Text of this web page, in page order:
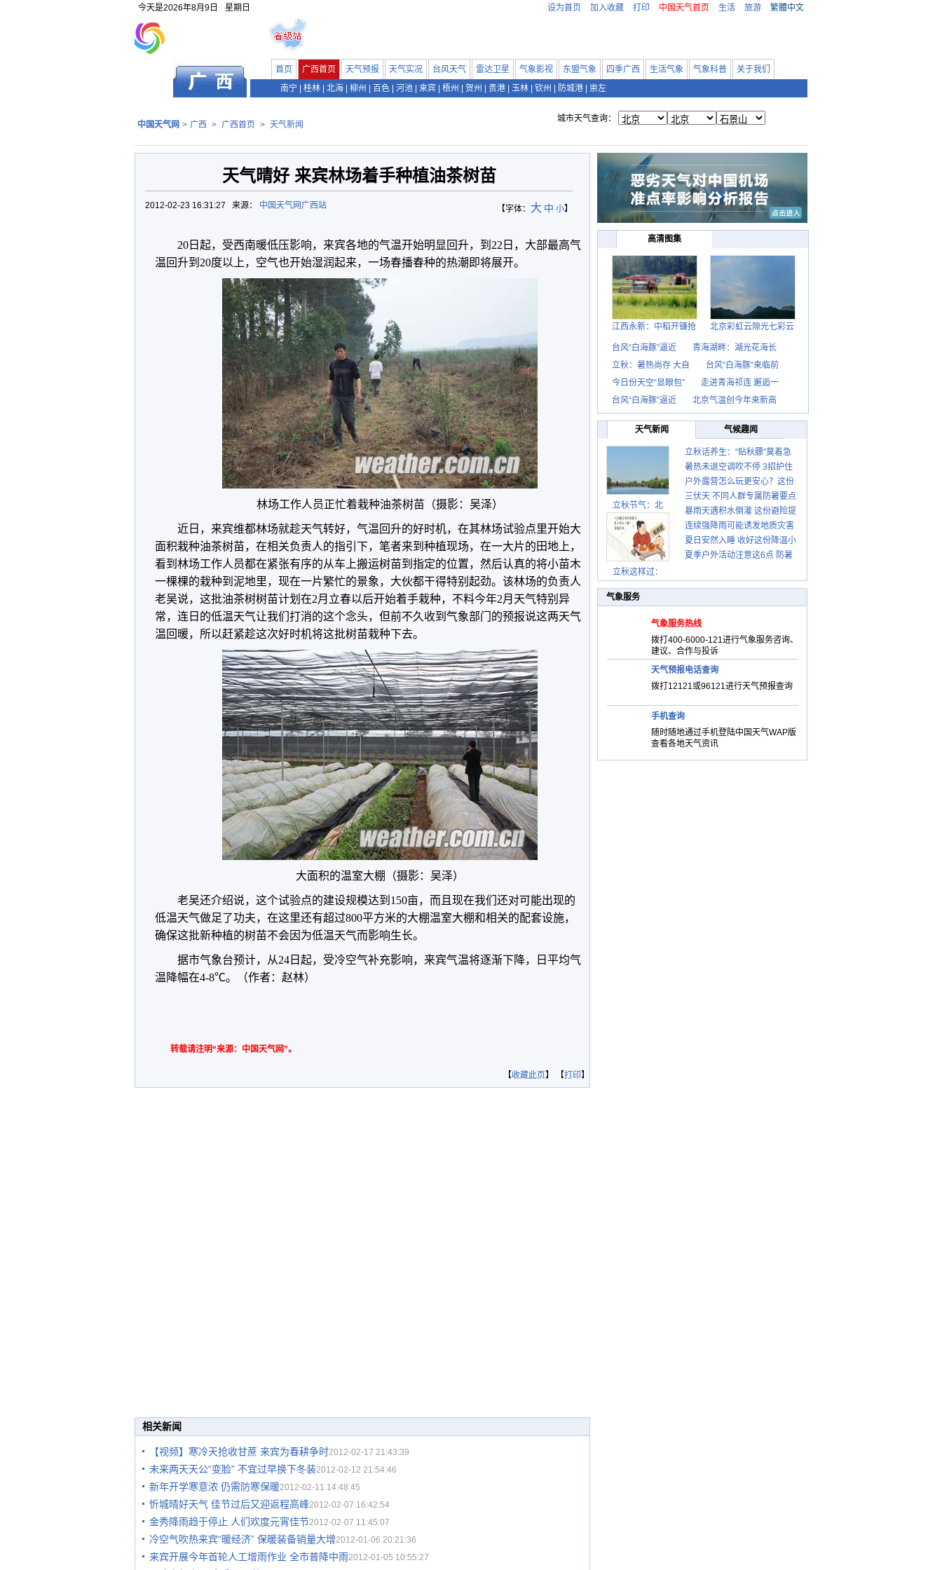
今天是2026年8月9日 星期日 设为首页 加入收藏 打印 中国天气首页 生活 旅游 繁體中文
首页 广西首页 天气预报 天气实况 台风天气 雷达卫星 气象影视 东盟气象 四季广西 生活气象 气象科普
关于我们
南宁
桂林 北海 柳州 百色 河池 来宾 梧州 贺州 贵港 玉林 钦州 防城港 崇左
中国天气网 > 广西 > 广西首页 > 天气新闻
城市天气查询：
天气晴好 来宾林场着手种植油茶树苗
【字体： 大 中 小】
2012-02-23 16:31:27 来源： 中国天气网广西站
20日起，受西南暖低压影响，来宾各地的气温开始明显回升，到22日，大部最高气
温回升到20度以上，空气也开始湿润起来，一场春播春种的热潮即将展开。
林场工作人员正忙着栽种油茶树苗（摄影：吴泽）
近日，来宾维都林场就趁天气转好，气温回升的好时机，在其林场试验点里开始大
面积栽种油茶树苗，在相关负责人的指引下，笔者来到种植现场，在一大片的田地上，
看到林场工作人员都在紧张有序的从车上搬运树苗到指定的位置，然后认真的将小苗木
一棵棵的栽种到泥地里，现在一片繁忙的景象，大伙都干得特别起劲。该林场的负责人
老吴说，这批油茶树树苗计划在2月立春以后开始着手栽种，不料今年2月天气特别异
常，连日的低温天气让我们打消的这个念头，但前不久收到气象部门的预报说这两天气
温回暖，所以赶紧趁这次好时机将这批树苗栽种下去。
大面积的温室大棚（摄影：吴泽）
老吴还介绍说，这个试验点的建设规模达到150亩，而且现在我们还对可能出现的
低温天气做足了功夫，在这里还有超过800平方米的大棚温室大棚和相关的配套设施，
确保这批新种植的树苗不会因为低温天气而影响生长。
据市气象台预计，从24日起，受冷空气补充影响，来宾气温将逐渐下降，日平均气
温降幅在4-8℃。（作者：赵林）
转载请注明“来源：中国天气网”。
【收藏此页】 【打印】
相关新闻
【视频】寒冷天抢收甘蔗 来宾为春耕争时2012-02-17 21:43:39
未来两天天公“变脸” 不宜过早换下冬装2012-02-12 21:54:46
新年开学寒意浓 仍需防寒保暖2012-02-11 14:48:45
忻城晴好天气 佳节过后又迎返程高峰2012-02-07 16:42:54
金秀降雨趋于停止 人们欢度元宵佳节2012-02-07 11:45:07
冷空气吹热来宾“暖经济” 保暖装备销量大增2012-01-06 20:21:36
来宾开展今年首轮人工增雨作业 全市普降中雨2012-01-05 10:55:27
高清图集
江西永新：中稻开镰抢 北京彩虹云隙光七彩云
台风“白海豚”逼近
青海湖畔：湖光花海长
立秋：暑热尚存 大自
台风“白海豚”来临前
今日份天空“显眼包”
走进青海祁连 邂逅一
台风“白海豚”逼近
北京气温创今年来新高
天气新闻 气候趣闻
立秋节气：北
立秋这样过：
立秋话养生：“贴秋膘”莫着急
先清暑再防燥
暑热未退空调吹不停 3招护住
肩颈不酸痛
户外露营怎么玩更安心？这份
攻略请收好
三伏天 不同人群专属防暑要点
请收好
暴雨天遇积水倒灌 这份避险提
示请收好
连续强降雨可能诱发地质灾害
这些前兆要知道
夏日安然入睡 收好这份降温小
贴士
夏季户外活动注意这6点 防暑
气象服务
气象服务热线
拨打400-6000-121进行气象服务咨询、
建议、合作与投诉
天气预报电话查询
拨打12121或96121进行天气预报查询
手机查询
随时随地通过手机登陆中国天气WAP版
查看各地天气资讯